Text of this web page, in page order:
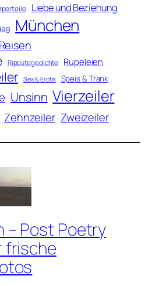
Liebe und Beziehung
München
Reisen
Ripostegedichte Rüpeleien
Sex & Erotik Speis & Trank
Unsinn Vierzeiler
Zehnzeiler Zweizeiler
– Post Poetry
frische